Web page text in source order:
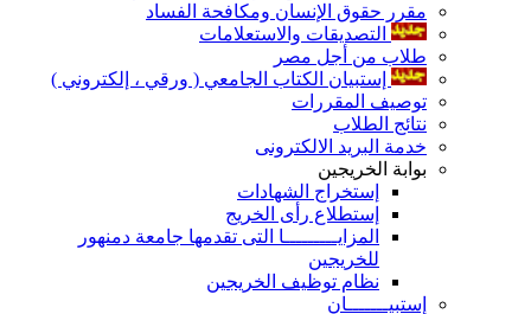
مقرر حقوق الإنسان ومكافحة الفساد
التصديقات والاستعلامات
طلاب من أجل مصر
إستبيان الكتاب الجامعي ( ورقي ، إلكتروني )
توصيف المقررات
نتائج الطلاب
خدمة البريد الالكترونى
بوابة الخريجين
إستخراج الشهادات
إستطلاع رأى الخريج
المزايـــــــــا التى تقدمها جامعة دمنهور
للخريجين
نظام توظيف الخريجين
إستبيـــــــان